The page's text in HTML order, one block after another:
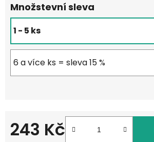
Množstevní sleva
1 - 5 ks
6 a více ks = sleva 15 %
243 Kč